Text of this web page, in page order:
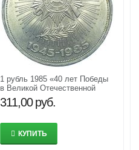
1 рубль 1985 «40 лет Победы
в Великой Отечественной
войне 1945-1985» XF-AU
311,00 руб.
КУПИТЬ